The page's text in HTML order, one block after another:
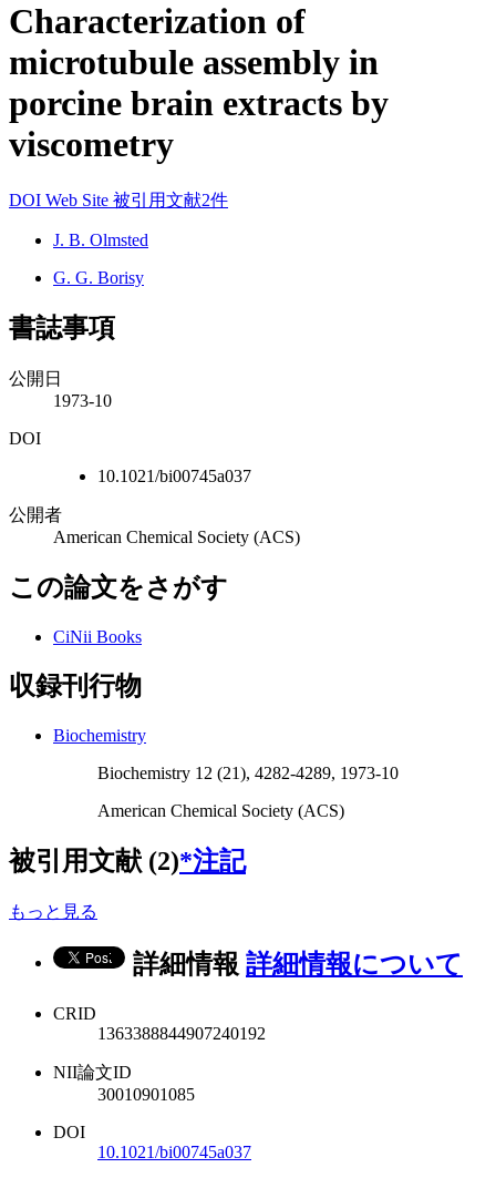
Characterization of
microtubule assembly in
porcine brain extracts by
viscometry
DOI Web Site 被引用文献2件
J. B. Olmsted
G. G. Borisy
書誌事項
公開日
1973-10
DOI
10.1021/bi00745a037
公開者
American Chemical Society (ACS)
この論文をさがす
CiNii Books
収録刊行物
Biochemistry
Biochemistry 12 (21), 4282-4289, 1973-10
American Chemical Society (ACS)
被引用文献 (2)*注記
もっと見る
詳細情報 詳細情報について
CRID
1363388844907240192
NII論文ID
30010901085
DOI
10.1021/bi00745a037